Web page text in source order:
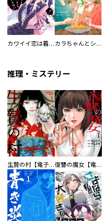
カワイイ恋は着飾らない カラちゃんとシトーさんと、 【分冊版】
推理・ミステリー
生贄の村【電子単行本版】 復讐の魔女【電子単行本版】